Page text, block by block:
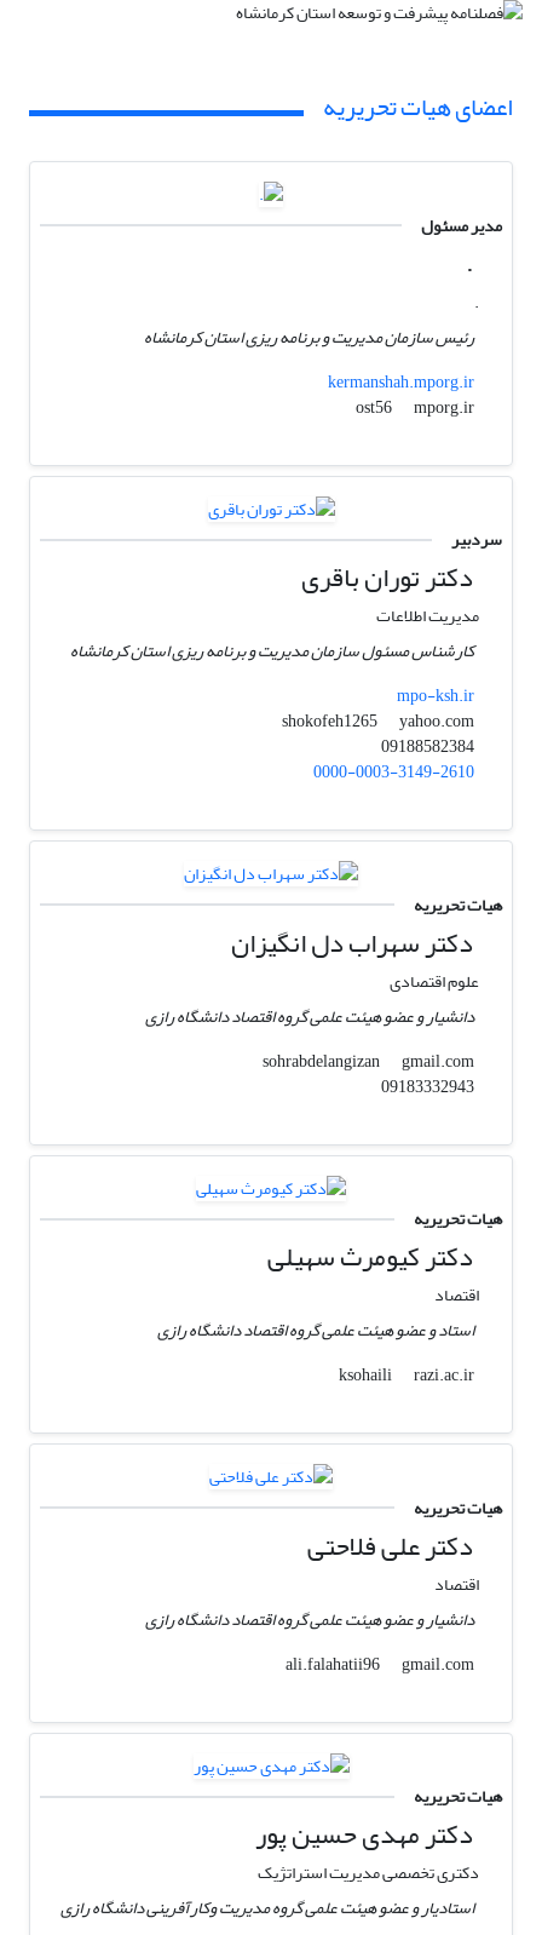
اعضای هیات تحریریه
مدیر مسئول
.
.
رئیس سازمان مدیریت و برنامه ریزی استان کرمانشاه
kermanshah.mporg.ir
ost56
mporg.ir
سردبیر
دکتر توران باقری
مدیریت اطلاعات
کارشناس مسئول سازمان مدیریت و برنامه ریزی استان کرمانشاه
mpo-ksh.ir
shokofeh1265
yahoo.com
09188582384
0000-0003-3149-2610
هیات تحریریه
دکتر سهراب دل انگیزان
علوم اقتصادی
دانشیار و عضو هیئت علمی گروه اقتصاد دانشگاه رازی
sohrabdelangizan
gmail.com
09183332943
هیات تحریریه
دکتر کیومرث سهیلی
اقتصاد
استاد و عضو هیئت علمی گروه اقتصاد دانشگاه رازی
ksohaili
razi.ac.ir
هیات تحریریه
دکتر علی فلاحتی
اقتصاد
دانشیار و عضو هیئت علمی گروه اقتصاد دانشگاه رازی
ali.falahatii96
gmail.com
هیات تحریریه
دکتر مهدی حسین پور
دکتری تخصصی مدیریت استراتژیک
استادیار و عضو هیئت علمی گروه مدیریت وکارآفرینی دانشگاه رازی